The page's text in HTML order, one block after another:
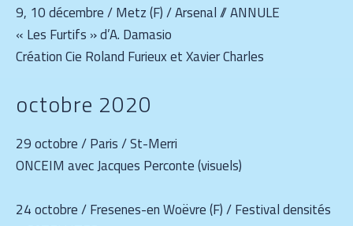
9, 10 décembre / Metz (F) / Arsenal // ANNULE
« Les Furtifs » d’A. Damasio
Création Cie Roland Furieux et Xavier Charles
octobre 2020
29 octobre / Paris / St-Merri
ONCEIM avec Jacques Perconte (visuels)
24 octobre / Fresenes-en Woëvre (F) / Festival densités